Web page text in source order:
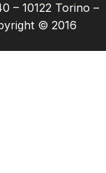
– 10122 Torino –
© 2016